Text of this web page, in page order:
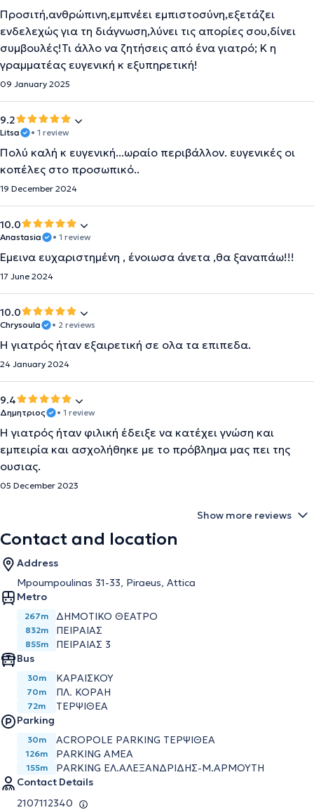
Προσιτή,ανθρώπινη,εμπνέει εμπιστοσύνη,εξετάζει
ενδελεχώς για τη διάγνωση,λύνει τις απορίες σου,δίνει
συμβουλές!Τι άλλο να ζητήσεις από ένα γιατρό; Κ η
γραμματέας ευγενική κ εξυπηρετική!
09 January 2025
9.2
Litsa • 1 review
Πολύ καλή κ ευγενική...ωραίο περιβάλλον. ευγενικές οι
κοπέλες στο προσωπικό..
19 December 2024
10.0
Anastasia • 1 review
Έμεινα ευχαριστημένη , ένοιωσα άνετα ,θα ξαναπάω!!!
17 June 2024
10.0
Chrysoula • 2 reviews
Η γιατρός ήταν εξαιρετική σε ολα τα επιπεδα.
24 January 2024
9.4
Δημητριος • 1 review
Η γιατρός ήταν φιλική έδειξε να κατέχει γνώση και
εμπειρία και ασχολήθηκε με το πρόβλημα μας πει της
ουσιας.
05 December 2023
Show more reviews
Contact and location
Address
Mpoumpoulinas 31-33, Piraeus, Attica
Metro
267m ΔΗΜΟΤΙΚΟ ΘΕΑΤΡΟ
832m ΠΕΙΡΑΙΑΣ
855m
ΠΕΙΡΑΙΑΣ 3
Bus
30m ΚΑΡΑΙΣΚΟΥ
70m ΠΛ. ΚΟΡΑΗ
72m
ΤΕΡΨΙΘΕΑ
Parking
30m ACROPOLE PARKING ΤΕΡΨΙΘΕΑ
126m PARKING ΑΜΕΑ
155m
PARKING ΕΛ.ΑΛΕΞΑΝΔΡΙΔΗΣ-Μ.ΑΡΜΟΥΤΗ
Contact Details
2107112340